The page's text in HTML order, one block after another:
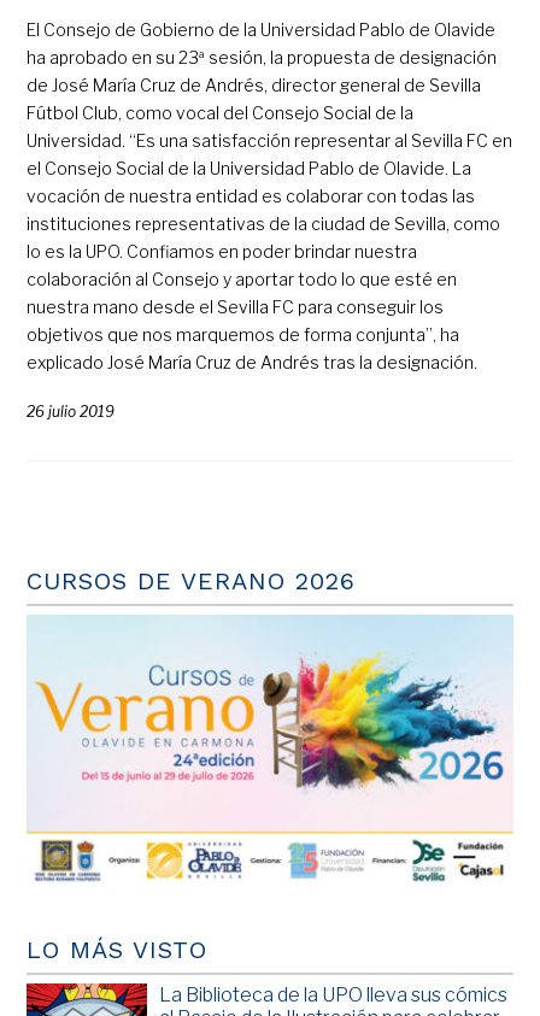
El Consejo de Gobierno de la Universidad Pablo de Olavide
ha aprobado en su 23ª sesión, la propuesta de designación
de José María Cruz de Andrés, director general de Sevilla
Fútbol Club, como vocal del Consejo Social de la
Universidad. “Es una satisfacción representar al Sevilla FC en
el Consejo Social de la Universidad Pablo de Olavide. La
vocación de nuestra entidad es colaborar con todas las
instituciones representativas de la ciudad de Sevilla, como
lo es la UPO. Confiamos en poder brindar nuestra
colaboración al Consejo y aportar todo lo que esté en
nuestra mano desde el Sevilla FC para conseguir los
objetivos que nos marquemos de forma conjunta”, ha
explicado José María Cruz de Andrés tras la designación.
26 julio 2019
CURSOS DE VERANO 2026
LO MÁS VISTO
La Biblioteca de la UPO lleva sus cómics